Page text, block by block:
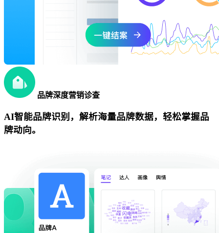
品牌深度营销诊查
AI智能品牌识别，解析海量品牌数据，轻松掌握品
牌动向。